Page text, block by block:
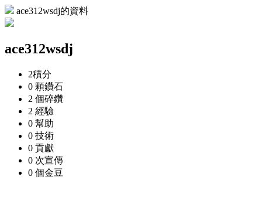
ace312wsdj的資料
ace312wsdj
2積分
0 顆鑽石
2 個碎鑽
2 經驗
0 幫助
0 技術
0 貢獻
0 次宣傳
0 個金豆